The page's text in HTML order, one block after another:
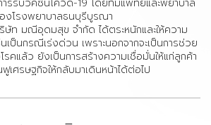
ารรับวัคซีนโควิด-19 โดยทีมแพทย์และพยาบาล
งโรงพยาบาลธนบุรีบูรณา
ษัท มณีอุดมสุข จำกัด ได้ตระหนักและให้ความ
ป็นกรณีเร่งด่วน เพราะนอกจากจะเป็นการช่วย
คแล้ว ยังเป็นการสร้างความเชื่อมั่นให้แก่ลูกค้า
เศรษฐกิจให้กลับมาเดินหน้าได้ต่อไป